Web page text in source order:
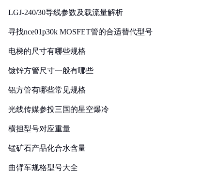
LGJ-240/30导线参数及载流量解析
寻找nce01p30k MOSFET管的合适替代型号
电梯的尺寸有哪些规格
镀锌方管尺寸一般有哪些
铝方管有哪些常见规格
光线传媒参投三国的星空爆冷
横担型号对应重量
锰矿石产品化合水含量
曲臂车规格型号大全